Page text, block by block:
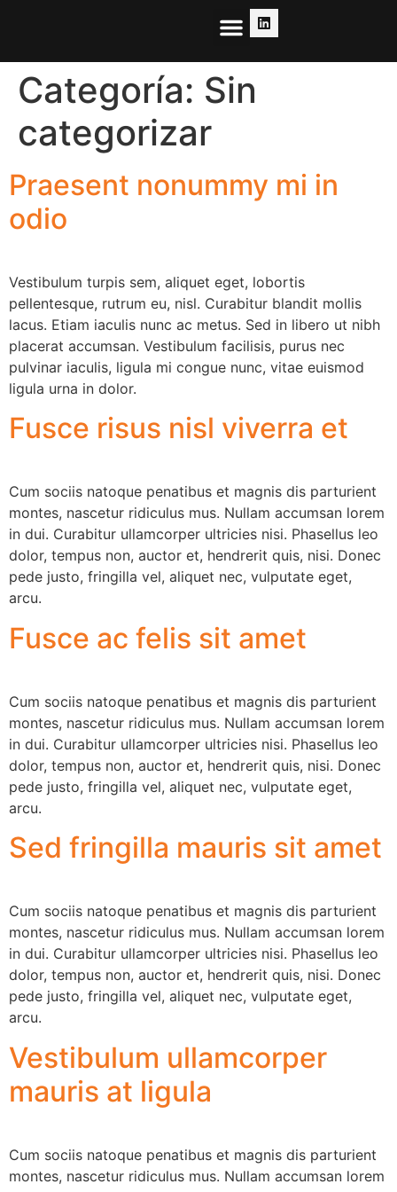
Categoría: Sin
categorizar
Praesent nonummy mi in
odio
Vestibulum turpis sem, aliquet eget, lobortis
pellentesque, rutrum eu, nisl. Curabitur blandit mollis
lacus. Etiam iaculis nunc ac metus. Sed in libero ut nibh
placerat accumsan. Vestibulum facilisis, purus nec
pulvinar iaculis, ligula mi congue nunc, vitae euismod
ligula urna in dolor.
Fusce risus nisl viverra et
Cum sociis natoque penatibus et magnis dis parturient
montes, nascetur ridiculus mus. Nullam accumsan lorem
in dui. Curabitur ullamcorper ultricies nisi. Phasellus leo
dolor, tempus non, auctor et, hendrerit quis, nisi. Donec
pede justo, fringilla vel, aliquet nec, vulputate eget,
arcu.
Fusce ac felis sit amet
Cum sociis natoque penatibus et magnis dis parturient
montes, nascetur ridiculus mus. Nullam accumsan lorem
in dui. Curabitur ullamcorper ultricies nisi. Phasellus leo
dolor, tempus non, auctor et, hendrerit quis, nisi. Donec
pede justo, fringilla vel, aliquet nec, vulputate eget,
arcu.
Sed fringilla mauris sit amet
Cum sociis natoque penatibus et magnis dis parturient
montes, nascetur ridiculus mus. Nullam accumsan lorem
in dui. Curabitur ullamcorper ultricies nisi. Phasellus leo
dolor, tempus non, auctor et, hendrerit quis, nisi. Donec
pede justo, fringilla vel, aliquet nec, vulputate eget,
arcu.
Vestibulum ullamcorper
mauris at ligula
Cum sociis natoque penatibus et magnis dis parturient
montes, nascetur ridiculus mus. Nullam accumsan lorem